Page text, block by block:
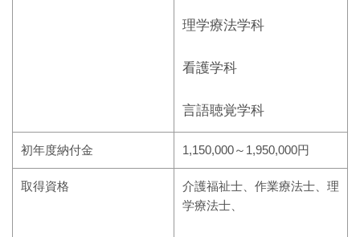
理学療法学科
看護学科
言語聴覚学科
初年度納付金 1,150,000～1,950,000円
取得資格
介護福祉士、作業療法士、理
学療法士、